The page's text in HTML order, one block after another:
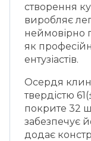
створення
виробляє
неймовірно
як
ентузіастів.
Осердя
твердістю
покрите 32
забезпечує
додає